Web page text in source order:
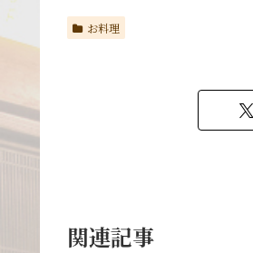
お料理
関連記事